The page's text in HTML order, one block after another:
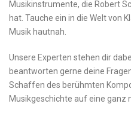
Musikinstrumente, die Robert
hat.⁢ Tauche ein⁣ in ⁣die‍ Welt von‌
Musik hautnah.
Unsere Experten stehen dir
beantworten gerne deine
Schaffen⁣ des berühmten​
Musikgeschichte⁤ auf eine ganz